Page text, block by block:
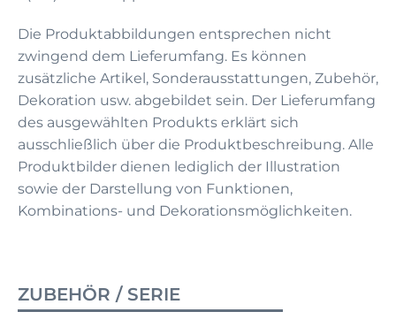
Die Produktabbildungen entsprechen nicht
zwingend dem Lieferumfang. Es können
zusätzliche Artikel, Sonderausstattungen, Zubehör,
Dekoration usw. abgebildet sein. Der Lieferumfang
des ausgewählten Produkts erklärt sich
ausschließlich über die Produktbeschreibung. Alle
Produktbilder dienen lediglich der Illustration
sowie der Darstellung von Funktionen,
Kombinations- und Dekorationsmöglichkeiten.
ZUBEHÖR / SERIE